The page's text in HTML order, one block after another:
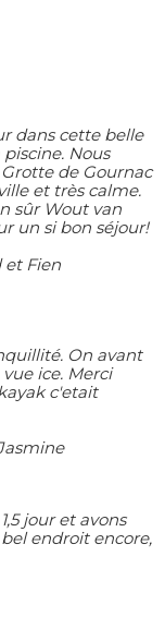
dans cette belle
Nous
de Gournac
et très calme.
sûr Wout van
un si bon séjour!
et Fien
On avant
ice. Merci
c'etait
jour et avons
endroit encore,